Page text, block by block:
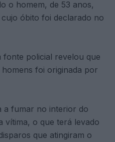
o homem, de 53 anos,
óbito foi declarado no
fonte policial revelou que
foi originada por
a fumar no interior do
vítima, o que terá levado
que atingiram o